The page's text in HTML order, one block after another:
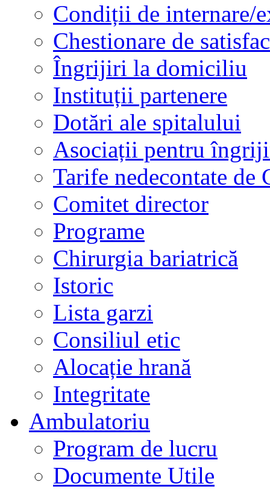
Condiții de internare/
Chestionare de
Îngrijiri la domiciliu
Instituții partenere
Dotări ale spitalului
Asociații pentru
Tarife nedecontate de
Comitet director
Programe
Chirurgia bariatrică
Istoric
Lista garzi
Consiliul etic
Alocație hrană
Integritate
Ambulatoriu
Program de lucru
Documente Utile